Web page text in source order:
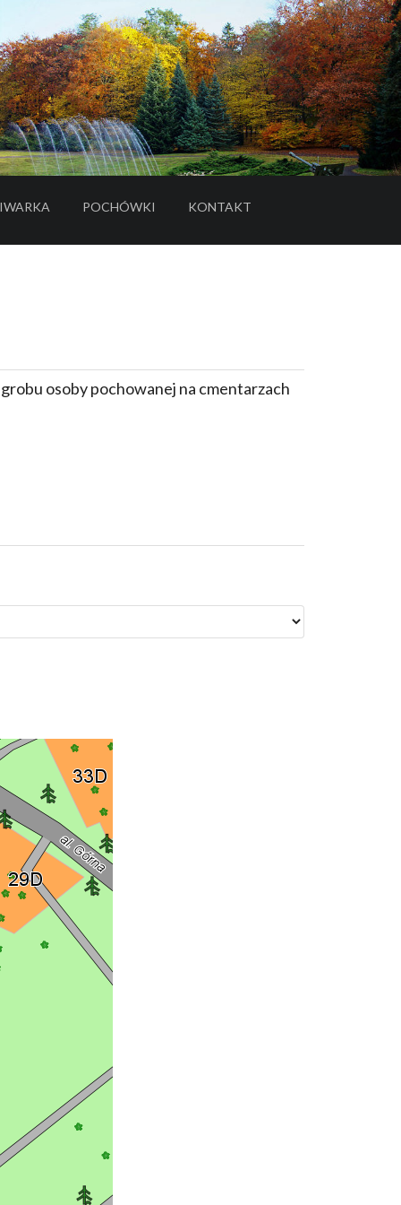
POCHÓWKI
- LINK DO SERWISU ZEWNĘTRZNEGO
KONTAKT
osoby pochowanej na cmentarzach